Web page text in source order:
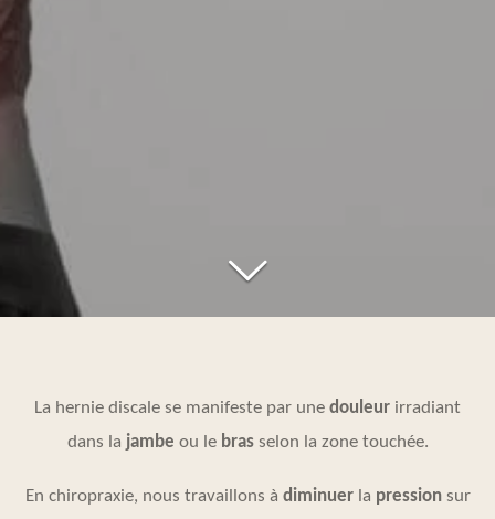
La hernie discale se manifeste par une douleur irradiant
dans la jambe ou le brasselon la zone touchée.
En chiropraxie, nous travaillons à diminuerla pressionsur